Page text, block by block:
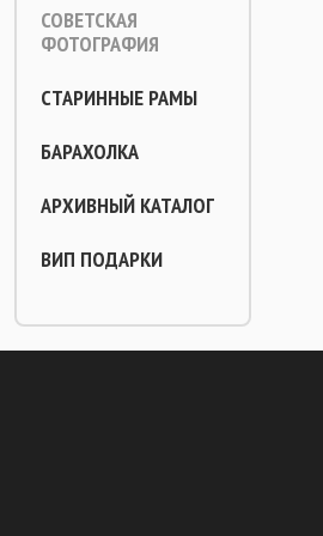
СОВЕТСКАЯ
ФОТОГРАФИЯ
СТАРИННЫЕ РАМЫ
БАРАХОЛКА
АРХИВНЫЙ КАТАЛОГ
ВИП ПОДАРКИ